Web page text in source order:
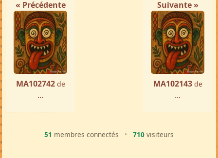
« Précédente
MA102742 de
...
Suivante »
MA102143 de
...
51 membres connectés • 710 visiteurs